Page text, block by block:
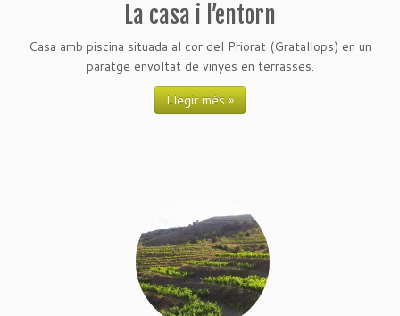
La casa i l’entorn
Casa amb piscina situada al cor del Priorat (Gratallops) en un
paratge envoltat de vinyes en terrasses.
Llegir més »